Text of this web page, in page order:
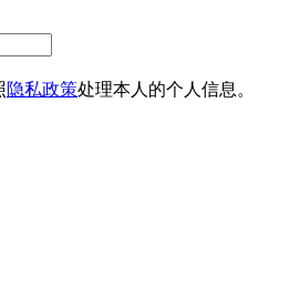
隐私政策处理本人的个人信息。